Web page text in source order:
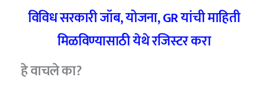
विविध सरकारी जॉब, योजना, GR यांची माहिती
मिळविण्यासाठी येथे रजिस्टर करा
हे वाचले का?